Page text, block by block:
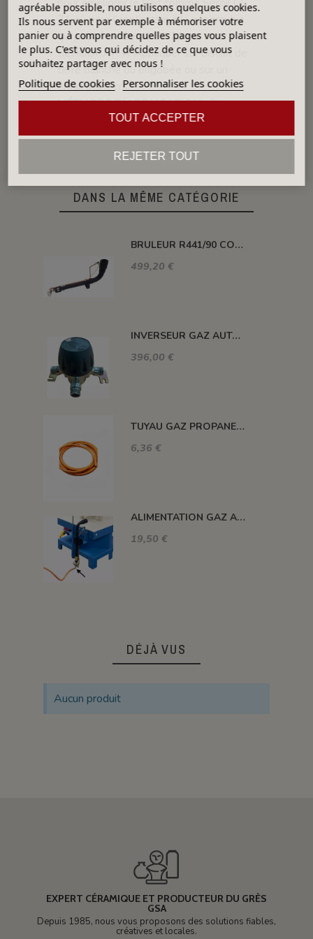
71 ou pour l’application à la sérigraphie
qui peut être Seroil CS 71 ou
SEROGRAF. A Appliquer sur biscuit de
terre blanche ou engobée ou sur un
émail blanc cru.
MÉTHODE D'APPLICATION: Pinceau,
Brosse, Aérographe, éponge
DANS LA MÊME CATÉGORIE
BRULEUR R441/90 COUDE PUISSANCE 116 KW
499,20 €
INVERSEUR GAZ AUTOMATIQUE 12kg/h 1.5 BAR M-M 20X150
396,00 €
TUYAU GAZ PROPANE 20 BARS MAXI. DIAM. 8MM LE ML
6,36 €
ALIMENTATION GAZ A 90°C
19,50 €
DÉJÀ VUS
Aucun produit
EXPERT CÉRAMIQUE ET PRODUCTEUR DU GRÈS
GSA
Depuis 1985, nous vous proposons des solutions fiables,
créatives et locales.
agréable possible, nous utilisons quelques cookies.
Ils nous servent par exemple à mémoriser votre
panier ou à comprendre quelles pages vous plaisent
le plus. C'est vous qui décidez de ce que vous
souhaitez partager avec nous !
Politique de cookies Personnaliser les cookies
REJETER TOUT
TOUT ACCEPTER